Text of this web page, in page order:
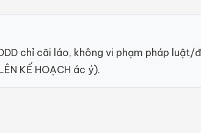
chỉ cãi láo, không vi phạm pháp luật/
KẾ HOẠCH ác ý).